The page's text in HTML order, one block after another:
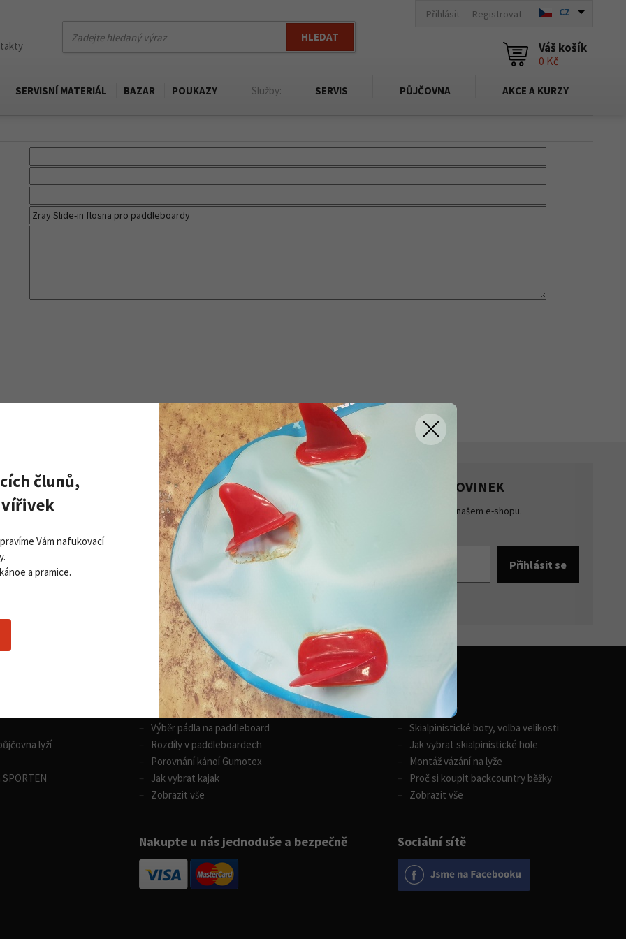
HLEDAT
Přihlásit Registrovat CZ
Váš košík
0 Kč
SERVISNÍ MATERIÁL BAZAR POUKAZY Služby: SERVIS PŮJČOVNA AKCE A KURZY
Zobrazit všechny novinky
Viking nově v naší
2026
více
PŘIHLASTE SE K ODBĚRU NOVINEK
Získejte přehled o novinkách a akcích na našem e-shopu.
Přihlašte se k odběru novinek.
Sociální sítě
lyží
Nákupní rádce
Vodní sporty
Výběr pádla na paddleboard
Rozdíly v paddleboardech
Porovnání kánoí Gumotex
Jak vybrat kajak
Zobrazit vše
Zimní sporty
Skialpinistické boty, volba velikosti
Jak vybrat skialpinistické hole
Montáž vázání na lyže
Proč si koupit backcountry běžky
Zobrazit vše
Nakupte u nás jednoduše a bezpečně
člunů,
vířivek
Vám nafukovací
a pramice.